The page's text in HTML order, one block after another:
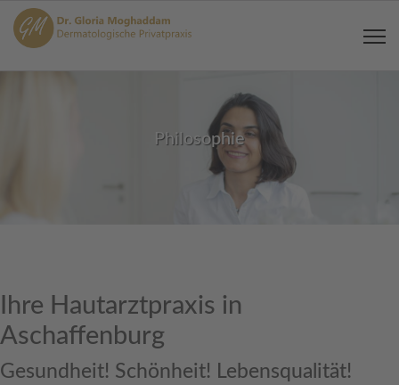
Philosophie
Ihre Hautarztpraxis in
Aschaffenburg
Gesundheit! Schönheit! Lebensqualität!